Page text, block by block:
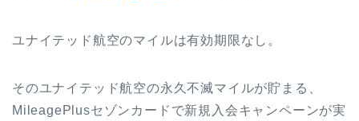
ユナイテッド航空のマイルは有効期限なし。
そのユナイテッド航空の永久不滅マイルが貯まる、
MileagePlusセゾンカードで新規入会キャンペーンが実